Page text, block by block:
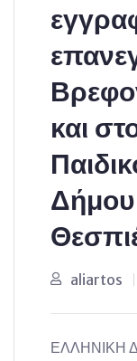
και
Δήμου
aliartos
ΕΛΛΗΝΙΚΗ